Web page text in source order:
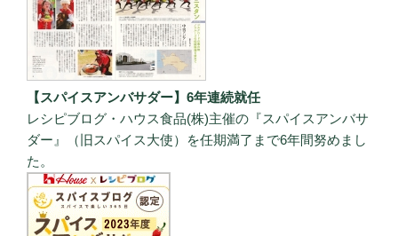
【スパイスアンバサダー】6年連続就任
レシピブログ・ハウス食品(株)主催の『スパイスアンバサ
ダー』（旧スパイス大使）を任期満了まで6年間努めまし
た。